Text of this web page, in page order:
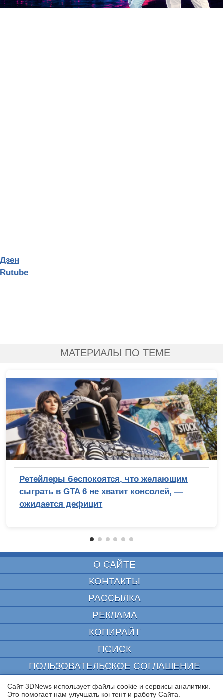
Дзен
Rutube
МАТЕРИАЛЫ ПО ТЕМЕ
Ретейлеры беспокоятся, что желающим
сыграть в GTA 6 не хватит консолей, —
ожидается дефицит
О САЙТЕ
КОНТАКТЫ
РАССЫЛКА
РЕКЛАМА
КОПИРАЙТ
ПОИСК
ПОЛЬЗОВАТЕЛЬСКОЕ СОГЛАШЕНИЕ
ЗАЩИЩЕНО CURATOR
Сайт 3DNews использует файлы cookie и сервисы аналитики.
Это помогает нам улучшать контент и работу Cайта.